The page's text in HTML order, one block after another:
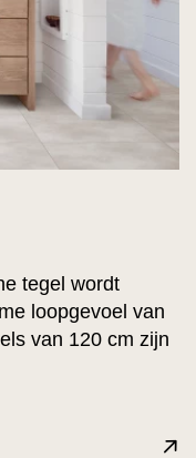
tegel wordt
loopgevoel van
van 120 cm zijn